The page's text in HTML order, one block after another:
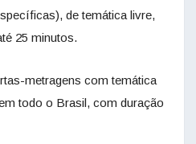
de temática livre,
25 minutos.
metragens com temática
todo o Brasil, com duração